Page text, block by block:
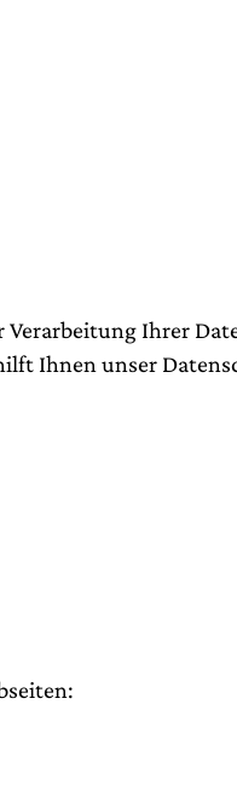
Ihrer
Ihnen unser